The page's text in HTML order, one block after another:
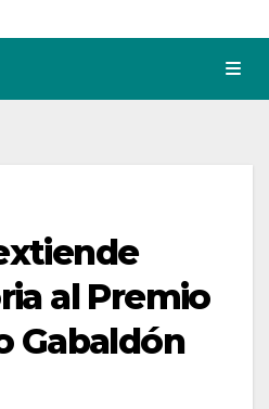
al Premio
Gabaldón